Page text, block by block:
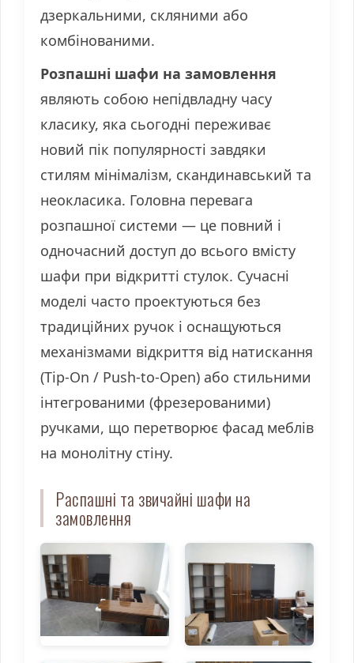
дзеркальними, скляними або
комбінованими.
Розпашні шафи на замовлення
являють собою непідвладну часу
класику, яка сьогодні переживає
новий пік популярності завдяки
стилям мінімалізм, скандинавський та
неокласика. Головна перевага
розпашної системи — це повний і
одночасний доступ до всього вмісту
шафи при відкритті стулок. Сучасні
моделі часто проектуються без
традиційних ручок і оснащуються
механізмами відкриття від натискання
(Tip-On / Push-to-Open) або стильними
інтегрованими (фрезерованими)
ручками, що перетворює фасад меблів
на монолітну стіну.
Распашні та звичайні шафи на
замовлення